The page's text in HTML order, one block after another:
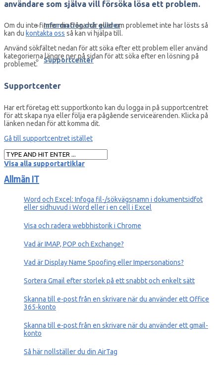
Information och guider
Supportcenter
användare som själva vill försöka lösa ett problem.
Om du inte finner din fråga här eller om problemet inte har lösts så
kan du kontakta oss så kan vi hjälpa till.
Använd sökfältet nedan för att söka efter ett problem eller använd
kategorierna längre ner på sidan för att söka efter en lösning på
problemet.
Supportcenter
Har ert företag ett supportkonto kan du logga in på supportcentret
för att skapa nya eller följa era pågående serviceärenden. Klicka på
länken nedan för att komma dit.
Gå till supportcentret istället
Visa alla supportartiklar
Allmän IT
Word och Excel: Infoga fil-/sökvägsnamn i dokumentsidfot
eller sidhuvud i Word eller i en cell i Excel
Visa och radera webbhistorik i Chrome
Vad är IMAP, POP och Exchange?
Vad är Display Name Spoofing eller Impersonations?
Sortera Gmail efter storlek på ett snabbt och enkelt sätt
Skanna till e-post från en skrivare när du använder ett Office
365-konto
Skanna till e-post från en skrivare när du använder ett gmail-
konto
Så här nollställer du din AirTag